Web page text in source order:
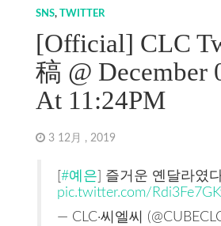
SNS, TWITTER
[Official] CLC
稿 @ December
At 11:24PM
3 12月 , 2019
#예은 ] 즐거운 옌달라였
pic.twitter.com/
— CLC·씨엘씨